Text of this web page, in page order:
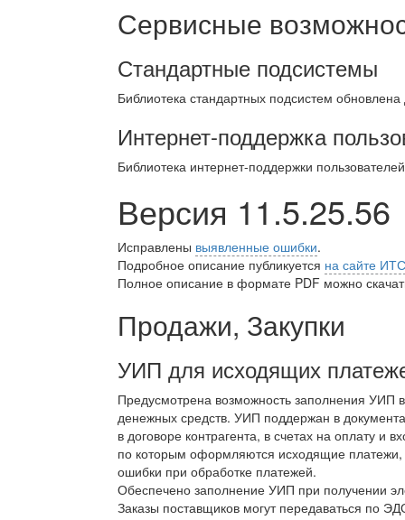
Сервисные
Стандартные подсистемы
Библиотека стандартных подсистем
Интернет-поддержка
Библиотека интернет-поддержки
Версия 11.5.25.56
Исправлены выявленные ошибки.
Подробное описание публикуется на сайте ИТС
Полное описание в формате PDF можно
Продажи, Закупки
УИП для исходящих
Предусмотрена возможность заполнения
денежных средств. УИП поддержан в
в договоре контрагента, в счетах на оплату
по которым оформляются исходящие платежи,
ошибки при обработке платежей.
Обеспечено заполнение УИП при получении
Заказы поставщиков могут передаваться по